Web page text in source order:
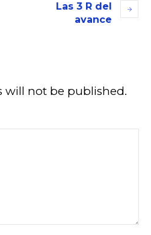
Las 3 R del
avance
will not be published.